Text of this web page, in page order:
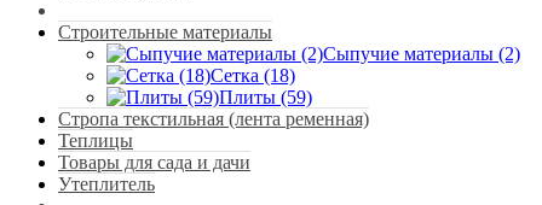
Строительные материалы
Сыпучие материалы (2)
Сетка (18)
Плиты (59)
Стропа текстильная (лента ременная)
Теплицы
Товары для сада и дачи
Утеплитель